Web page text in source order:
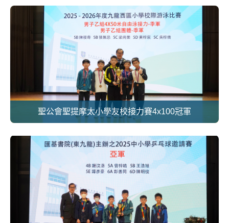
聖公會聖提摩太小學友校接力賽4x100冠軍